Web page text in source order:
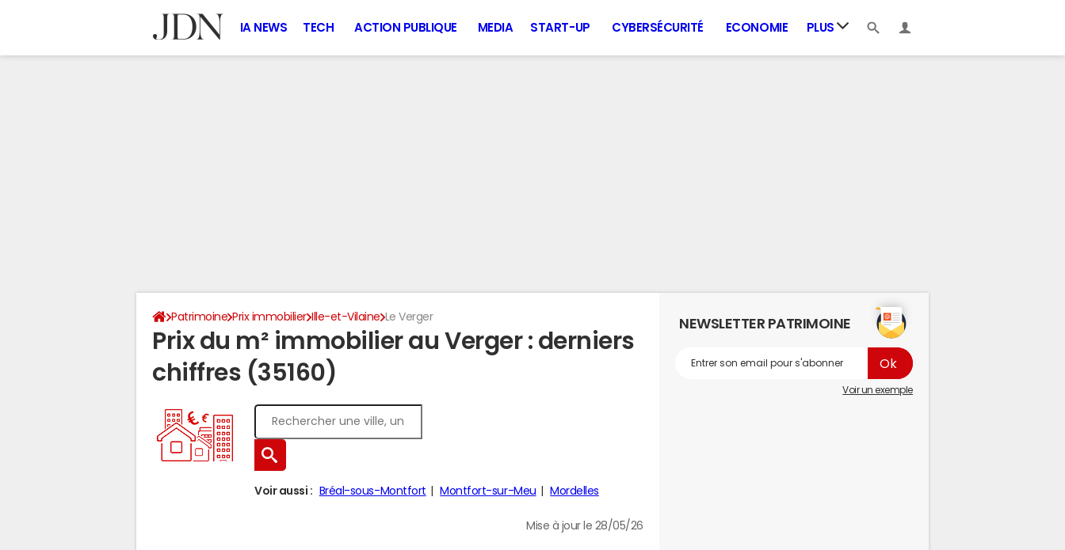
IA NEWS TECH ACTION PUBLIQUE MEDIA START-UP CYBERSÉCURITÉ ECONOMIE PLUS
Patrimoine Prix immobilier Ille-et-Vilaine Le Verger
Prix du m² immobilier au Verger : derniers
chiffres (35160)
Voir aussi : Bréal-sous-Montfort Montfort-sur-Meu Mordelles
Mise à jour le 28/05/26
NEWSLETTER PATRIMOINE
Voir un exemple